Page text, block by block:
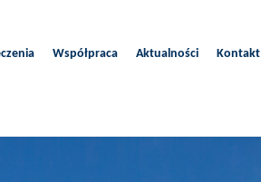
Współpraca Aktualności Kontakt